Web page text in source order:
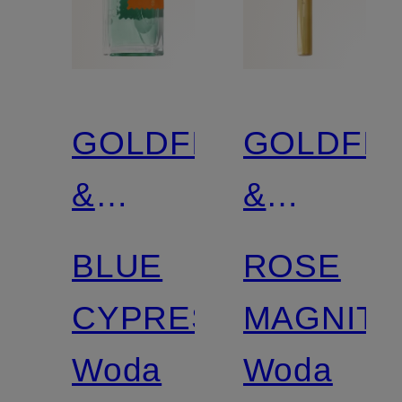
GOLDFIELD
&
BANKS
BLUE
CYPRESS
Woda
&
BANKS
ROSE
Woda